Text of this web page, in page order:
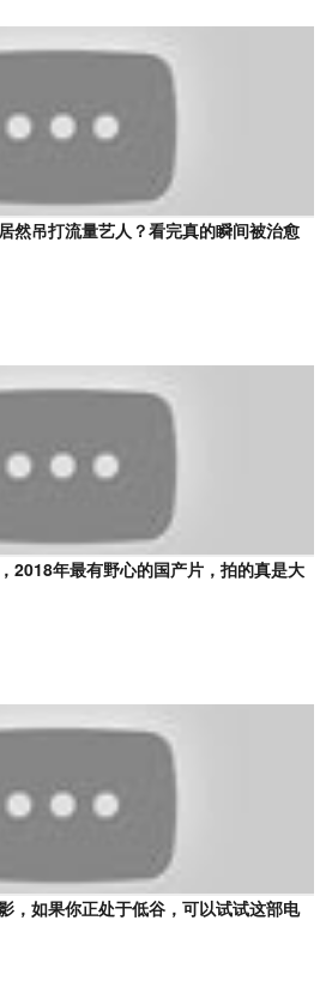
然吊打流量艺人？看完真的瞬间被治愈
2018年最有野心的国产片，拍的真是大
，如果你正处于低谷，可以试试这部电